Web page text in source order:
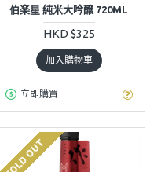
伯楽星 純米大吟醸 720ML
HKD $325
加入購物車
立即購買
SOLD OUT